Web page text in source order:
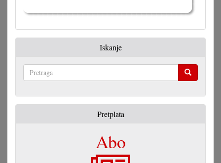
Iskanje
Pretplata
Abo